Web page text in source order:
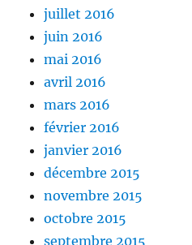
juillet 2016
juin 2016
mai 2016
avril 2016
mars 2016
février 2016
janvier 2016
décembre 2015
novembre 2015
octobre 2015
septembre 2015